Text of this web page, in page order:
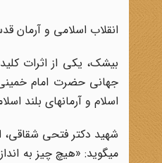
انقلاب اسلامی و آرمان
بی‏شک، یکی از اثرات
جهانی حضرت امام
اسلام و آرمان‏های بلند
شهید دکتر فتحی شقاقی،
می‏گوید: «هیچ چیز به